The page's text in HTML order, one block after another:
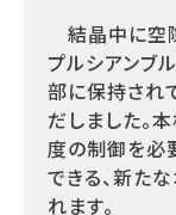
結晶中に空
プルシアンブ
部に保持され
だしました。
度の制御を必
できる、新た
れます。